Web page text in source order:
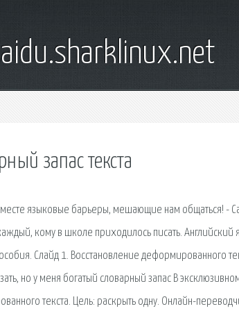
запас текста
языковые барьеры, мешающие нам общаться! -
кому в школе приходилось писать. Английский
Слайд 1. Восстановление деформированного
но у меня богатый словарный запас В
текста. Цель: раскрыть одну. Онлайн-